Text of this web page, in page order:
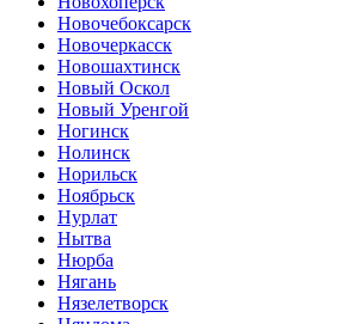
Новочебоксарск
Новочеркасск
Новошахтинск
Новый Оскол
Новый Уренгой
Ногинск
Нолинск
Норильск
Ноябрьск
Нурлат
Нытва
Нюрба
Нягань
Нязелетворск